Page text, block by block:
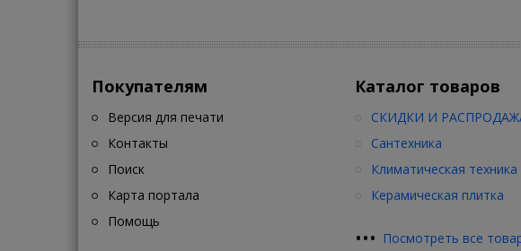
Покупателям
Версия для печати
Контакты
Поиск
Карта портала
Помощь
Каталог товаров
СКИДКИ И
Сантехника
Климатическая техника
Керамическая плитка
••• Посмотреть все